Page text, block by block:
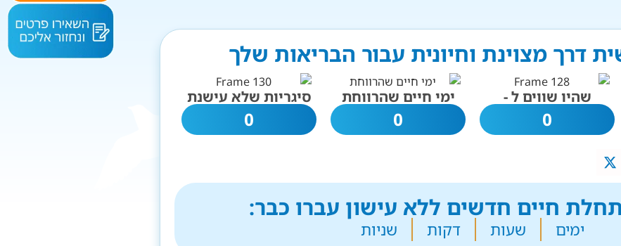
דרך מצוינת וחיונית עבור הבריאות שלך
שהיו שווים ל -
0
ימי חיים שהרווחת
0
סיגריות שלא עישנת
0
חיים חדשים ללא עישון עברו כבר:
ימים שעות דקות שניות